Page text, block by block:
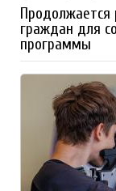
Продолжается
граждан для
программы